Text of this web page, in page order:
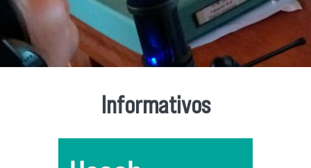
Informativos